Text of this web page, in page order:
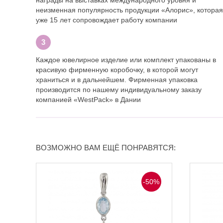
неизменная популярность продукции «Алорис», которая
уже 15 лет сопровождает работу компании
Каждое ювелирное изделие или комплект упакованы в
красивую фирменную коробочку, в которой могут
храниться и в дальнейшем. Фирменная упаковка
производится по нашему индивидуальному заказу
компанией «WestPack» в Дании
ВОЗМОЖНО ВАМ ЕЩЁ ПОНРАВЯТСЯ:
-50%